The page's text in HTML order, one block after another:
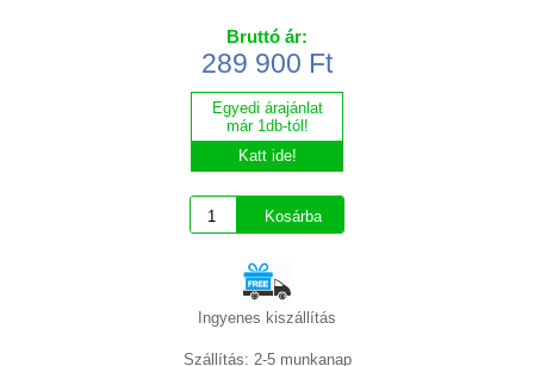
Bruttó ár:
289 900 Ft
Egyedi árajánlat
már 1db-tól!
Katt ide!
Ingyenes kiszállítás
Szállítás: 2-5 munkanap